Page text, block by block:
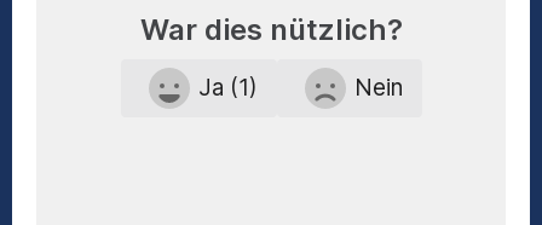
War dies nützlich?
Ja (1) Nein